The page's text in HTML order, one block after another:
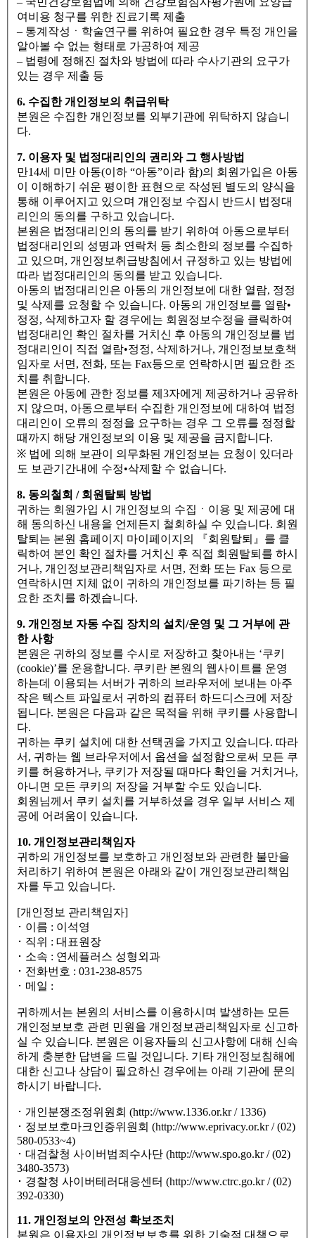
여비용 청구를 위한 진료기록 제출
– 통계작성ㆍ학술연구를 위하여 필요한 경우 특정 개인을
알아볼 수 없는 형태로 가공하여 제공
– 법령에 정해진 절차와 방법에 따라 수사기관의 요구가
있는 경우 제출 등
6. 수집한 개인정보의 취급위탁
본원은 수집한 개인정보를 외부기관에 위탁하지 않습니
다.
7. 이용자 및 법정대리인의 권리와 그 행사방법
만14세 미만 아동(이하 “아동”이라 함)의 회원가입은 아동
이 이해하기 쉬운 평이한 표현으로 작성된 별도의 양식을
통해 이루어지고 있으며 개인정보 수집시 반드시 법정대
리인의 동의를 구하고 있습니다.
본원은 법정대리인의 동의를 받기 위하여 아동으로부터
법정대리인의 성명과 연락처 등 최소한의 정보를 수집하
고 있으며, 개인정보취급방침에서 규정하고 있는 방법에
따라 법정대리인의 동의를 받고 있습니다.
아동의 법정대리인은 아동의 개인정보에 대한 열람, 정정
및 삭제를 요청할 수 있습니다. 아동의 개인정보를 열람•
정정, 삭제하고자 할 경우에는 회원정보수정을 클릭하여
법정대리인 확인 절차를 거치신 후 아동의 개인정보를 법
정대리인이 직접 열람•정정, 삭제하거나, 개인정보보호책
임자로 서면, 전화, 또는 Fax등으로 연락하시면 필요한 조
치를 취합니다.
본원은 아동에 관한 정보를 제3자에게 제공하거나 공유하
지 않으며, 아동으로부터 수집한 개인정보에 대하여 법정
대리인이 오류의 정정을 요구하는 경우 그 오류를 정정할
때까지 해당 개인정보의 이용 및 제공을 금지합니다.
※ 법에 의해 보관이 의무화된 개인정보는 요청이 있더라
도 보관기간내에 수정•삭제할 수 없습니다.
8. 동의철회 / 회원탈퇴 방법
귀하는 회원가입 시 개인정보의 수집ㆍ이용 및 제공에 대
해 동의하신 내용을 언제든지 철회하실 수 있습니다. 회원
탈퇴는 본원 홈페이지 마이페이지의 『회원탈퇴』를 클
릭하여 본인 확인 절차를 거치신 후 직접 회원탈퇴를 하시
거나, 개인정보관리책임자로 서면, 전화 또는 Fax 등으로
연락하시면 지체 없이 귀하의 개인정보를 파기하는 등 필
요한 조치를 하겠습니다.
9. 개인정보 자동 수집 장치의 설치/운영 및 그 거부에 관
한 사항
본원은 귀하의 정보를 수시로 저장하고 찾아내는 ‘쿠키
(cookie)’를 운용합니다. 쿠키란 본원의 웹사이트를 운영
하는데 이용되는 서버가 귀하의 브라우저에 보내는 아주
작은 텍스트 파일로서 귀하의 컴퓨터 하드디스크에 저장
됩니다. 본원은 다음과 같은 목적을 위해 쿠키를 사용합니
다.
귀하는 쿠키 설치에 대한 선택권을 가지고 있습니다. 따라
서, 귀하는 웹 브라우저에서 옵션을 설정함으로써 모든 쿠
키를 허용하거나, 쿠키가 저장될 때마다 확인을 거치거나,
아니면 모든 쿠키의 저장을 거부할 수도 있습니다.
회원님께서 쿠키 설치를 거부하셨을 경우 일부 서비스 제
공에 어려움이 있습니다.
10. 개인정보관리책임자
귀하의 개인정보를 보호하고 개인정보와 관련한 불만을
처리하기 위하여 본원은 아래와 같이 개인정보관리책임
자를 두고 있습니다.
[개인정보 관리책임자]
･ 이름 : 이석영
･ 직위 : 대표원장
･ 소속 : 연세플러스 성형외과
･ 전화번호 : 031-238-8575
･ 메일 :
귀하께서는 본원의 서비스를 이용하시며 발생하는 모든
개인정보보호 관련 민원을 개인정보관리책임자로 신고하
실 수 있습니다. 본원은 이용자들의 신고사항에 대해 신속
하게 충분한 답변을 드릴 것입니다. 기타 개인정보침해에
대한 신고나 상담이 필요하신 경우에는 아래 기관에 문의
하시기 바랍니다.
･ 개인분쟁조정위원회 (http://www.1336.or.kr / 1336)
･ 정보보호마크인증위원회 (http://www.eprivacy.or.kr / (02)
580-0533~4)
･ 대검찰청 사이버범죄수사단 (http://www.spo.go.kr / (02)
3480-3573)
･ 경찰청 사이버테러대응센터 (http://www.ctrc.go.kr / (02)
392-0330)
11. 개인정보의 안전성 확보조치
본원은 이용자의 개인정보보호를 위한 기술적 대책으로